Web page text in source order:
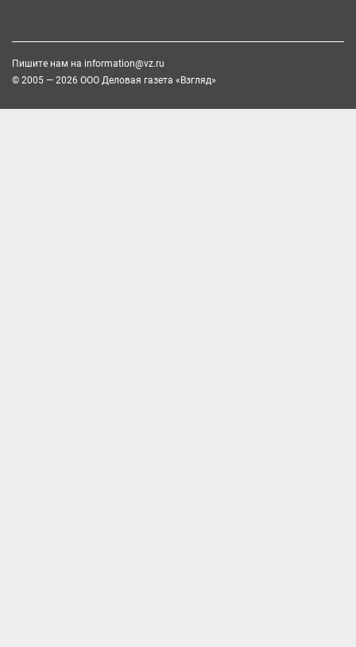
Пишите нам на information@vz.ru
© 2005 — 2026 ООО Деловая газета «Взгляд»